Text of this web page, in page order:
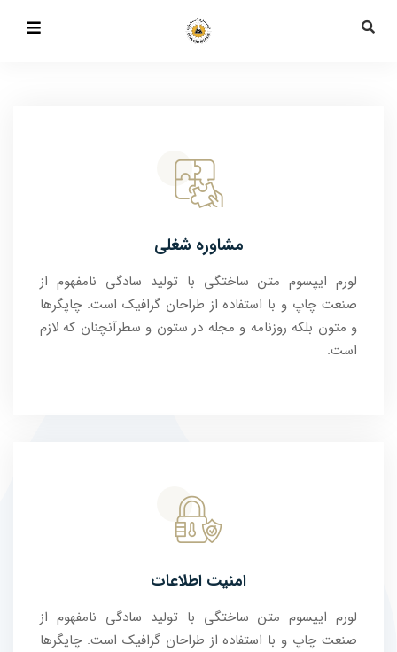
مشاوره شغلی
لورم ایپسوم متن ساختگی با تولید سادگی نامفهوم از
صنعت چاپ و با استفاده از طراحان گرافیک است. چاپگرها
و متون بلکه روزنامه و مجله در ستون و سطرآنچنان که لازم
امنیت اطلاعات
لورم ایپسوم متن ساختگی با تولید سادگی نامفهوم از
صنعت چاپ و با استفاده از طراحان گرافیک است. چاپگرها